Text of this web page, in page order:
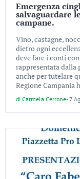
Emergenza
salvaguardare
campane.
Vino, castagne,
dietro ogni
deve fare i conti
rappresentata
anche per tutelare
Regione Campania
di Carmela Cerrone-7